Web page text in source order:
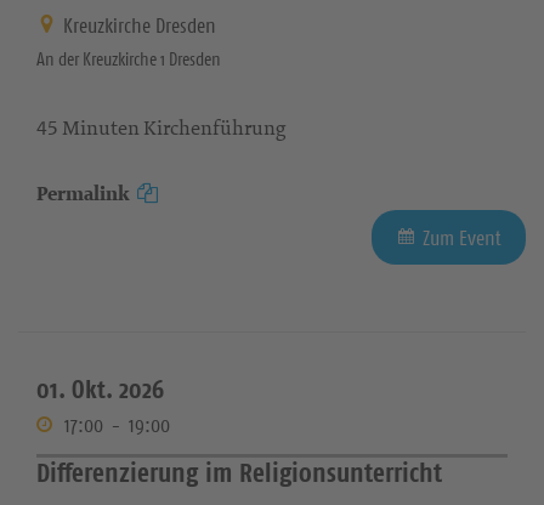
Kreuzkirche Dresden
An der Kreuzkirche 1 Dresden
45 Minuten Kirchenführung
Permalink
Zum Event
01. Okt. 2026
17:00 - 19:00
Differenzierung im Religionsunterricht